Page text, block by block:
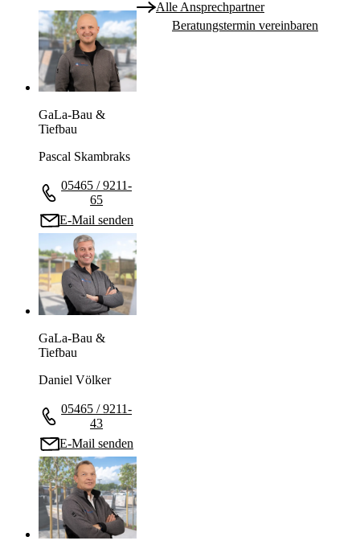
GaLa-Bau &
Tiefbau
Pascal Skambraks
05465 / 9211-
65
E-Mail senden
GaLa-Bau &
Tiefbau
Daniel Völker
05465 / 9211-
43
E-Mail senden
Alle Ansprechpartner
Beratungstermin vereinbaren